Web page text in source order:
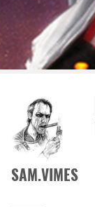
SAM.VIMES